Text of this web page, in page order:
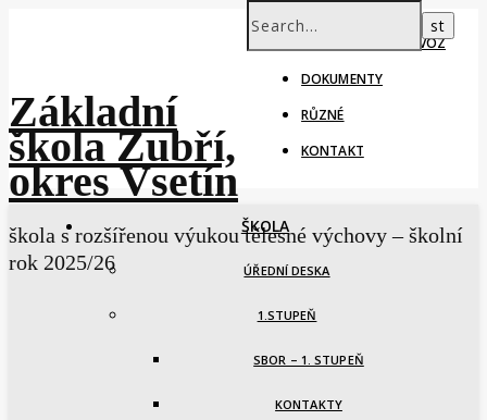
ŠKOLNÍ ROK – PROVOZ
DOKUMENTY
RŮZNÉ
KONTAKT
Základní
škola Zubří,
okres Vsetín
škola s rozšířenou výukou tělesné výchovy – školní
rok 2025/26
ŠKOLA
ÚŘEDNÍ DESKA
1.STUPEŇ
SBOR – 1. STUPEŇ
KONTAKTY